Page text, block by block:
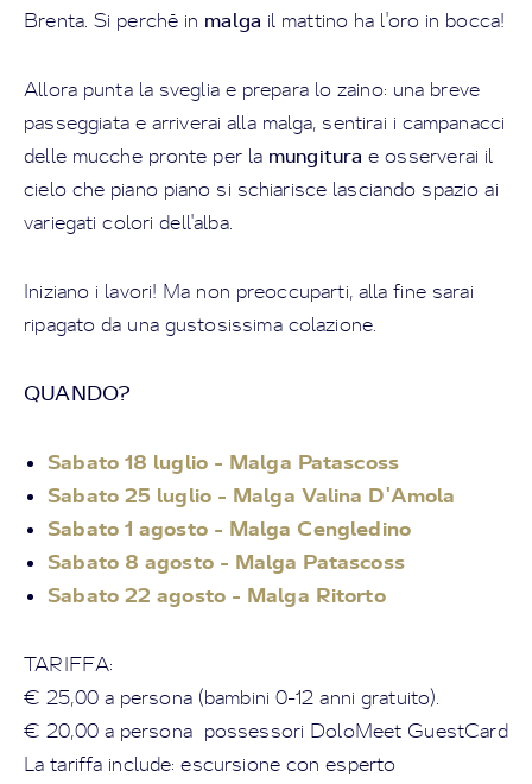
Brenta. Si perché in malga il mattino ha l'oro in bocca!
Allora punta la sveglia e prepara lo zaino: una breve
passeggiata e arriverai alla malga, sentirai i campanacci
delle mucche pronte per la mungiturae osserverai il
cielo che piano piano si schiarisce lasciando spazio ai
variegati colori dell'alba.
Iniziano i lavori! Ma non preoccuparti, alla fine sarai
ripagato da una gustosissima colazione.
QUANDO?
Sabato 18 luglio - Malga Patascoss
Sabato 25 luglio - Malga Valina D'Amola
Sabato 1 agosto - Malga Cengledino
Sabato 8 agosto - Malga Patascoss
Sabato 22 agosto - Malga Ritorto
TARIFFA:
€ 25,00 a persona (bambini 0-12 anni gratuito).
€ 20,00 a persona possessori DoloMeet GuestCard
La tariffa include: escursione con esperto